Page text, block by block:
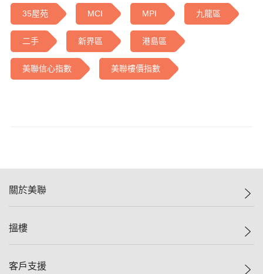
35屋苑 MCI MPI 九龍區
二手 新界區 港島區
美聯信心指數 美聯樓價指數
關於美聯
美聯集團
搵樓
一手新盤
客戶支援